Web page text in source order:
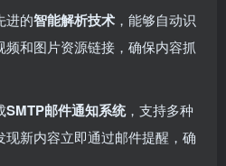
进的智能解析技术 ，能够自动识
和图片资源链接，确保内容抓
SMTP邮件通知系统，支持多种
新内容立即通过邮件提醒，确